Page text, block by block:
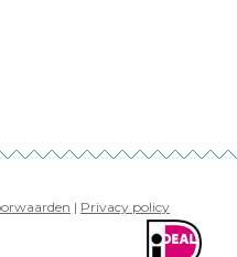
| Privacy policy